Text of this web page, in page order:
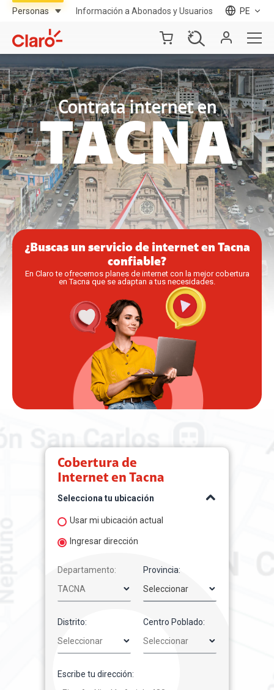
Información a Abonados y Usuarios PE
Contrata internet en
TACNA
¿Buscas un servicio de internet en Tacna
confiable?
En Claro te ofrecemos planes de internet con la ​mejor cobertura
en Tacna que se adaptan a tus necesidades.
Cobertura de
Internet en Tacna
Selecciona tu ubicación
Usar mi ubicación actual
Ingresar dirección
Departamento: Provincia:
Distrito: Centro Poblado:
Escribe tu dirección: